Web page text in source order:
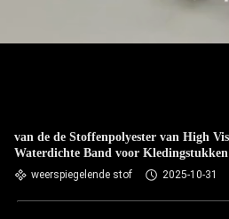
van de de Stoffenpolyester van High Visibility Reflective de
Waterdichte Band voor Kledingstukken
weerspiegelende stof 2025-10-31